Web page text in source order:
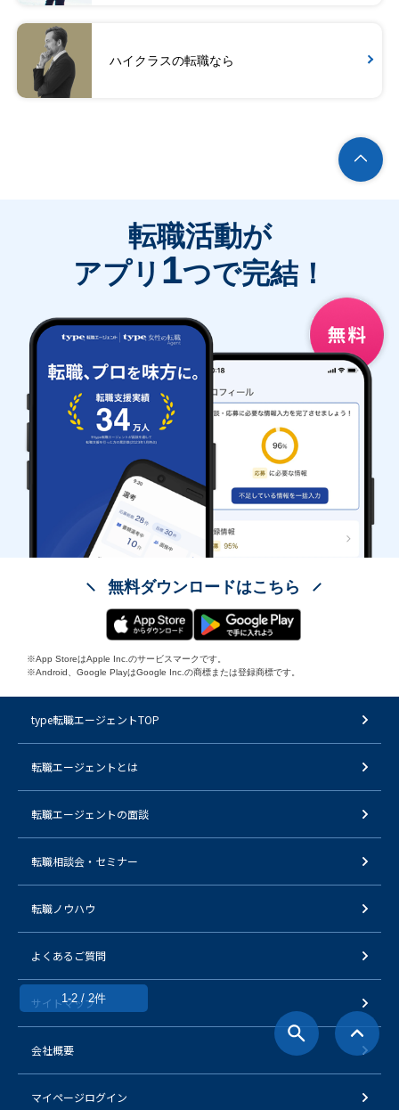
ハイクラスの転職なら
1-2 / 2件
転職活動が
アプリ 1つで完結！
無料ダウンロードはこちら
※App StoreはApple Inc.のサービスマークです。
※Android、Google PlayはGoogle Inc.の商標または登録商標です。
type転職エージェントTOP
転職エージェントとは
転職エージェントの面談
転職相談会・セミナー
転職ノウハウ
よくあるご質問
サイトマップ
会社概要
マイページログイン